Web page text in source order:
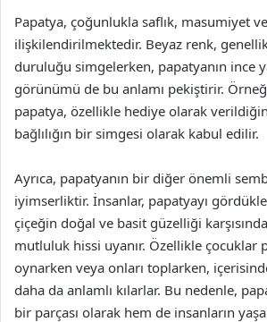
Papatya, çoğunlukla saflık, masumiyet
ilişkilendirilmektedir. Beyaz renk,
duruluğu simgelerken, papatyanın ince
görünümü de bu anlamı pekiştirir.
papatya, özellikle hediye olarak
bağlılığın bir simgesi olarak kabul edilir.
Ayrıca, papatyanın bir diğer önemli
iyimserliktir. İnsanlar, papatyayı
çiçeğin doğal ve basit güzelliği
mutluluk hissi uyanır. Özellikle çocuklar
oynarken veya onları toplarken,
daha da anlamlı kılarlar. Bu nedenle,
bir parçası olarak hem de insanların